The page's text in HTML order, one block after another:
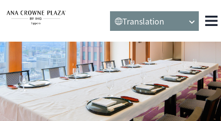
Translation